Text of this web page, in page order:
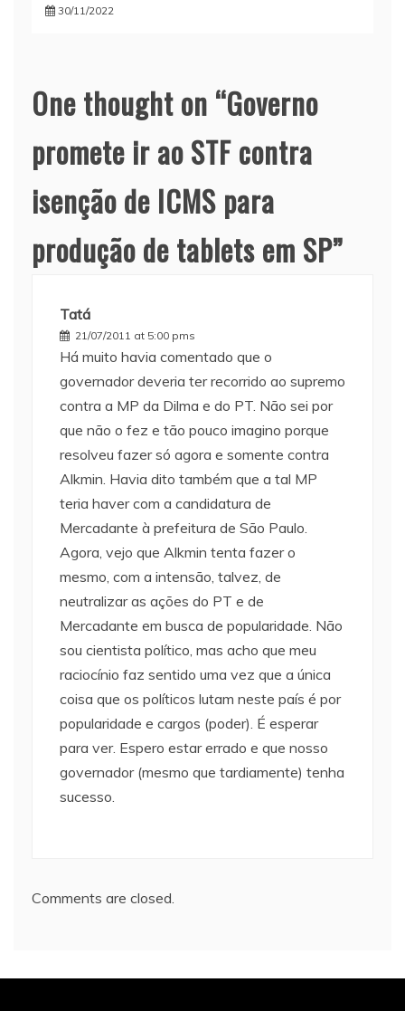
30/11/2022
One thought on “Governo
promete ir ao STF contra
isenção de ICMS para
produção de tablets em SP”
Tatá
21/07/2011 at 5:00 pms
Há muito havia comentado que o
governador deveria ter recorrido ao supremo
contra a MP da Dilma e do PT. Não sei por
que não o fez e tão pouco imagino porque
resolveu fazer só agora e somente contra
Alkmin. Havia dito também que a tal MP
teria haver com a candidatura de
Mercadante à prefeitura de São Paulo.
Agora, vejo que Alkmin tenta fazer o
mesmo, com a intensão, talvez, de
neutralizar as ações do PT e de
Mercadante em busca de popularidade. Não
sou cientista político, mas acho que meu
raciocínio faz sentido uma vez que a única
coisa que os políticos lutam neste país é por
popularidade e cargos (poder). É esperar
para ver. Espero estar errado e que nosso
governador (mesmo que tardiamente) tenha
sucesso.
Comments are closed.